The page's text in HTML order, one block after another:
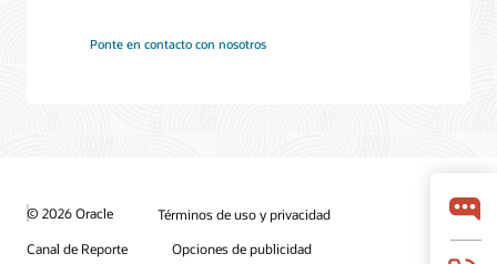
Ponte en contacto con nosotros
© 2026 Oracle
Términos de uso y privacidad
Canal de Reporte
Opciones de publicidad